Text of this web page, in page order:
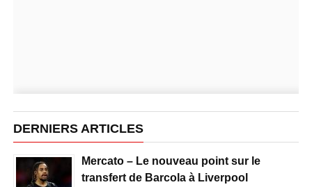
DERNIERS ARTICLES
Mercato – Le nouveau point sur le
transfert de Barcola à Liverpool